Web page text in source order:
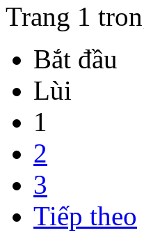
Trang 1
Bắt đầu
Lùi
1
2
3
Tiếp theo